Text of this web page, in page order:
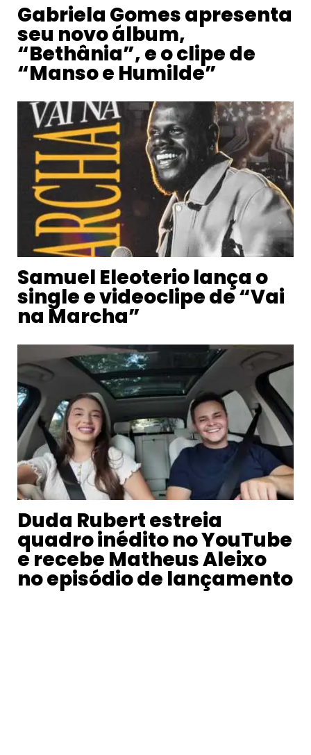
Gabriela Gomes apresenta
seu novo álbum,
“Bethânia”, e o clipe de
“Manso e Humilde”
Samuel Eleoterio lança o
single e videoclipe de “Vai
na Marcha”
Duda Rubert estreia
quadro inédito no YouTube
e recebe Matheus Aleixo
no episódio de lançamento